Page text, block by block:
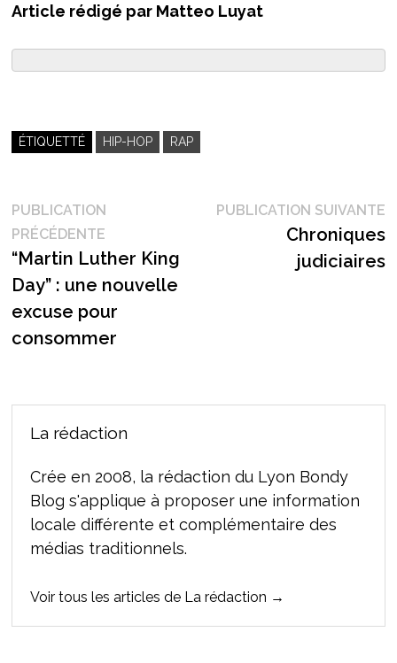
Article rédigé par Matteo Luyat
ÉTIQUETTÉ HIP-HOP RAP
Navigation
de
l’article
PUBLICATION
PRÉCÉDENTEPublication
précédente :
“Martin Luther King
Day” : une nouvelle
excuse pour
consommer
PUBLICATION SUIVANTE
Chroniques
judiciaires
La rédaction
Crée en 2008, la rédaction du Lyon Bondy
Blog s'applique à proposer une information
locale différente et complémentaire des
médias traditionnels.
Voir tous les articles de La rédaction →